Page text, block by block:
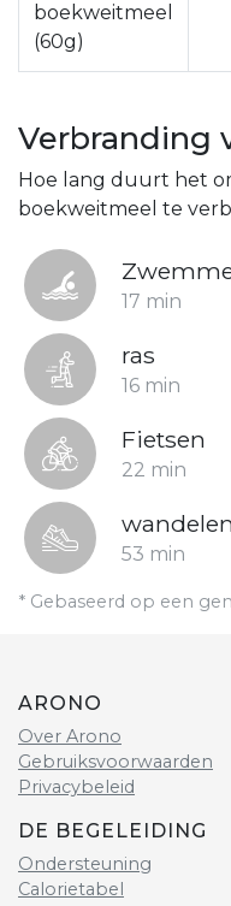
boekweitmeel
(60g)
Verbranding
Hoe lang duurt het
boekweitmeel te
17 min
ras
16 min
Fietsen
22 min
wandelen
53 min
* Gebaseerd op een
ARONO
Over Arono
Gebruiksvoorwaarden
Privacybeleid
DE BEGELEIDING
Ondersteuning
Calorietabel